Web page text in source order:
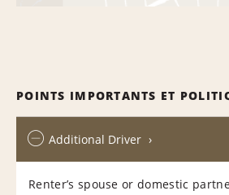
POINTS IMPORTANTS ET
Additional Driver
Renter’s spouse or domestic